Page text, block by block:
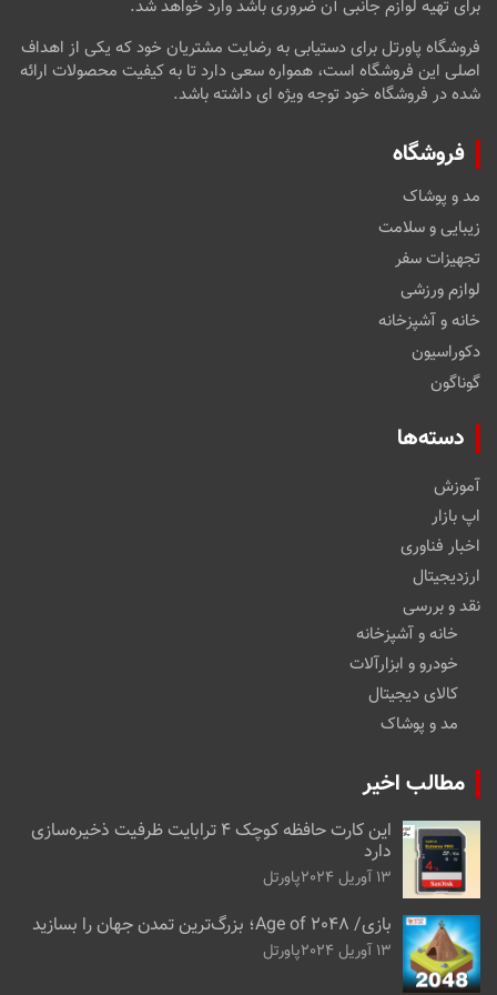
برای تهیه لوازم جانبی آن ضروری باشد وارد خواهد شد.
فروشگاه پاورتل برای دستیابی به رضایت مشتریان خود که یکی از اهداف
اصلی این فروشگاه است، همواره سعی دارد تا به کیفیت محصولات ارائه
شده در فروشگاه خود توجه ویژه ای داشته باشد.
فروشگاه
مد و پوشاک
زیبایی و سلامت
تجهیزات سفر
لوازم ورزشی
خانه و آشپزخانه
دکوراسیون
گوناگون
دسته‌ها
آموزش
اپ بازار
اخبار فناوری
ارزدیجیتال
نقد و بررسی
خانه و آشپزخانه
خودرو و ابزارآلات
کالای دیجیتال
مد و پوشاک
مطالب اخیر
این کارت حافظه کوچک ۴ ترابایت ظرفیت ذخیره‌سازی
دارد
13 آوریل 2024 پاورتل
بازی/ Age of 2048؛ بزرگ‌ترین تمدن جهان را بسازید
13 آوریل 2024 پاورتل